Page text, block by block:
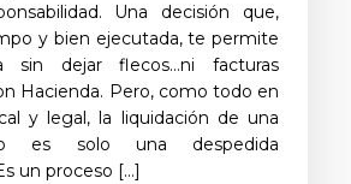
Una decisión que,
y bien ejecutada, te permite
sin dejar flecos…ni facturas
Hacienda. Pero, como todo en
y legal, la liquidación de una
es solo una despedida
un proceso […]